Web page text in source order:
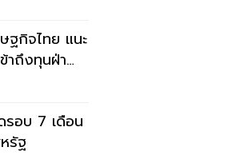
ฐกิจไทย แนะ
าถึงทุนฝ่า
รอบ 7 เดือน
รัฐ